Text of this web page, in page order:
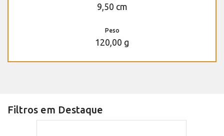
9,50 cm
Peso
120,00 g
Filtros em Destaque